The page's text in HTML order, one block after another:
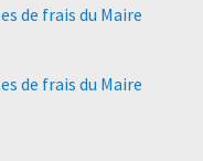
de frais du Maire
de frais du Maire